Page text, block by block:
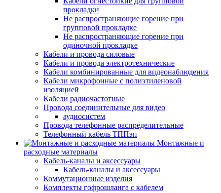
прокладки
Не распространяющие горение при
групповой прокладке
Не распространяющие горение при
одиночной прокладке
Кабели и провода силовые
Кабели и провода электротехнические
Кабели комбинированные для видеонаблюдения
Кабели микрофонные с полиэтиленовой
изоляцией
Кабели радиочастотные
Провода соединительные для видео
аудиосистем
Провода телефонные распределительные
Телефонный кабель ТППэп
Монтажные и
расходные материалы
Кабель-каналы и аксессуары
Кабель-каналы и аксессуары
Коммутационные изделия
Комплекты гофрошланга с кабелем